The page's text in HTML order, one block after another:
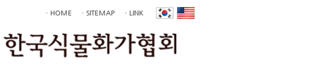
· HOME · SITEMAP · LINK